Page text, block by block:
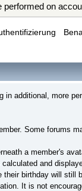
performed on
additional, more
Some forums
a member's
and
birthday will still
It is not